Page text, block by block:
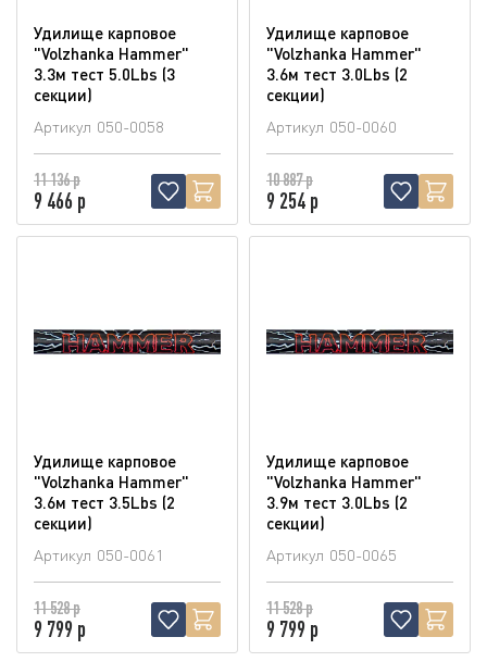
Удилище карповое
"Volzhanka Hammer"
3.3м тест 5.0Lbs (3
секции)
Артикул 050-0058
11 136 р
9 466 р
Удилище карповое
"Volzhanka Hammer"
3.6м тест 3.0Lbs (2
секции)
Артикул 050-0060
10 887 р
9 254 р
Удилище карповое
"Volzhanka Hammer"
3.6м тест 3.5Lbs (2
секции)
Артикул 050-0061
11 528 р
9 799 р
Удилище карповое
"Volzhanka Hammer"
3.9м тест 3.0Lbs (2
секции)
Артикул 050-0065
11 528 р
9 799 р